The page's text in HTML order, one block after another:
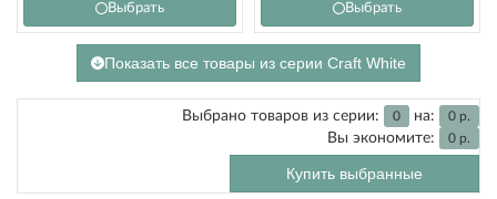
Выбрать Выбрать
Показать все товары из серии Craft White
Выбрано товаров из серии: 0 на: 0 р.
Вы экономите: 0 р.
Купить выбранные